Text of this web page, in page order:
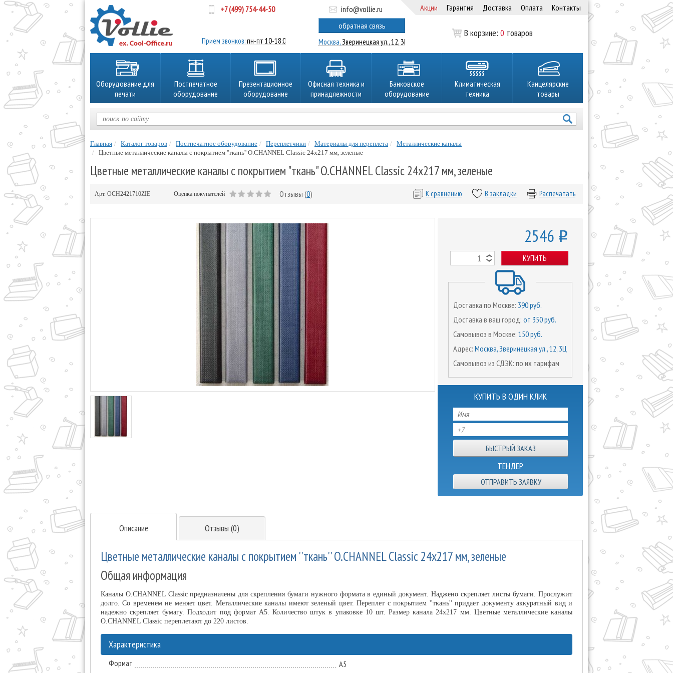
+7 (499) 754-44-50
Прием звонков:пн-пт 10-18:00
info@vollie.ru
обратная связь
Москва,Зверинецкая ул., 12, 3Ц
Акции Гарантия Доставка Оплата Контакты
В корзине:0 товаров
Оборудование для
печати
Постпечатное
оборудование
Презентационное
оборудование
Офисная техника и
принадлежности
Банковское
оборудование
Климатическая
техника
Канцелярские
товары
Главная Каталог товаров Постпечатное оборудование Переплетчики Материалы для переплета
Металлические каналы
Цветные металлические каналы с покрытием ''ткань'' O.CHANNEL Classic 24х217 мм, зеленые
Цветные металлические каналы с покрытием "ткань" O.CHANNEL Classic 24х217 мм, зеленые
Арт. OCH2421710ZIE Оценка покупателей Отзывы (0) Распечатать
В закладки
К сравнению
2546 o
КУПИТЬ
Доставка по Москве: 390 руб.
Доставка в ваш город: от 350 руб.
Самовывоз в Москве: 150 руб.
Адрес: Москва, Зверинецкая ул., 12, 3Ц
Самовывоз из СДЭК: по их тарифам
КУПИТЬ В ОДИН КЛИК
ТЕНДЕР
ОТПРАВИТЬ ЗАЯВКУ
Описание Отзывы (0)
Цветные металлические каналы с покрытием ''ткань'' O.CHANNEL Classic 24х217 мм, зеленые
Общая информация
Каналы O.CHANNEL Classic предназначены для скрепления бумаги нужного формата в единый документ. Наджено скрепляет листы бумаги. Прослужит
долго. Со временем не меняет цвет. Металлические каналы имеют зеленый цвет. Переплет с покрытием ''ткань'' придает документу аккуратный вид и
надежно скрепляет бумагу. Подходит под формат А5. Количество штук в упаковке 10 шт. Размер канала 24х217 мм. Цветные металлические каналы
O.CHANNEL Classic переплетают до 220 листов.
Характеристика
Формат
А5